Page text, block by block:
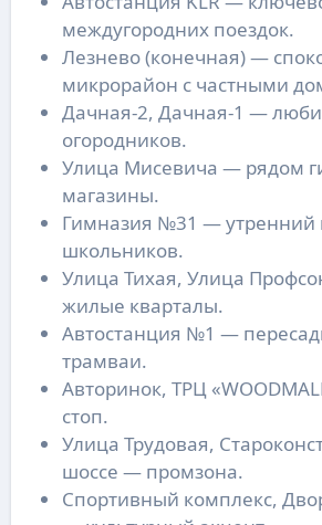
междугородних поездок.
Лезнево (конечная) —
микрорайон с частными
Дачная-2, Дачная-1 —
огородников.
Улица Мисевича — рядом
магазины.
Гимназия №31 — утренний
школьников.
Улица Тихая, Улица
жилые кварталы.
Автостанция №1 —
трамваи.
Авторинок, ТРЦ
стоп.
Улица Трудовая,
шоссе — промзона.
Спортивный комплекс,